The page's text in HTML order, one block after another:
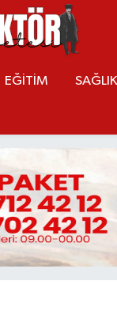
EĞİTİM SAĞLIK